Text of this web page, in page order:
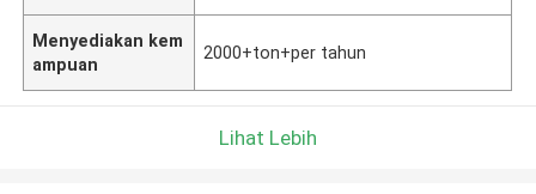
Menyediakan kem
ampuan
2000+ton+per tahun
Lihat Lebih